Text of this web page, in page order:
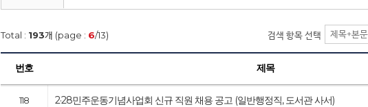
Total : 193개 (page : 6/13) 검색 항목 선택
번호 제목
118 2·28민주운동기념사업회 신규 직원 채용 공고 (일반행정직, 도서관 사서)